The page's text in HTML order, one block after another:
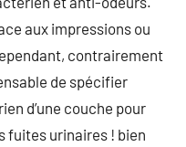
aux impressions ou
contrairement
de spécifier
d’une couche pour
fuites urinaires ! bien